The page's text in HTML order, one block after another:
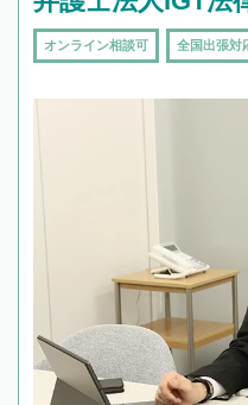
オンライン相談可 全国出張対